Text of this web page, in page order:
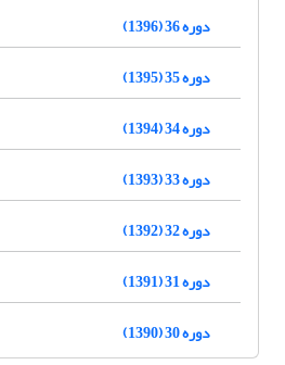
دوره 36 (1396)
دوره 35 (1395)
دوره 34 (1394)
دوره 33 (1393)
دوره 32 (1392)
دوره 31 (1391)
دوره 30 (1390)